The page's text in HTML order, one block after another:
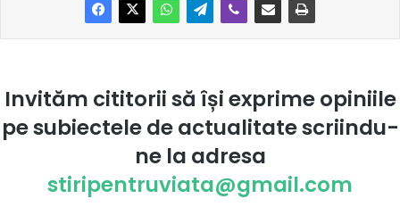
Invităm cititorii să își exprime opiniile
pe subiectele de actualitate scriindu-
ne la adresa
stiripentruviata@gmail.com